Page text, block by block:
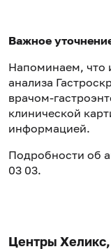
Важное
Напоминаем, что
анализа
врачом-
клинической
информацией.
Подробности об
03 03.
Центры Хеликс,